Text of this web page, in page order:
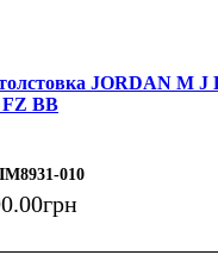
JORDAN M J
BB
IM8931-010
.00грн